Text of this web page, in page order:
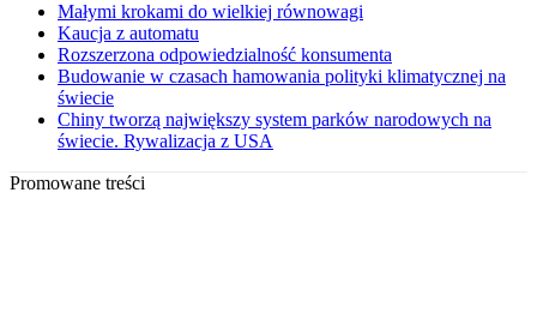
Małymi krokami do wielkiej równowagi
Kaucja z automatu
Rozszerzona odpowiedzialność konsumenta
Budowanie w czasach hamowania polityki klimatycznej na
świecie
Chiny tworzą największy system parków narodowych na
świecie. Rywalizacja z USA
Promowane treści